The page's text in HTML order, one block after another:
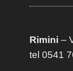
Rimini –
tel 0541